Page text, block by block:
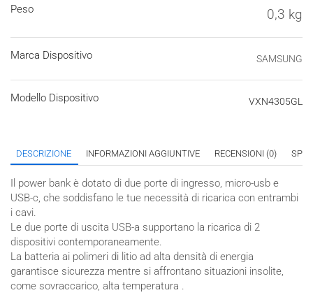
Peso 0,3 kg
Marca Dispositivo SAMSUNG
Modello Dispositivo VXN4305GL
DESCRIZIONE INFORMAZIONI AGGIUNTIVE RECENSIONI (0)
Il power bank è dotato di due porte di ingresso, micro-usb e
USB-c, che soddisfano le tue necessità di ricarica con entrambi
i cavi.
Le due porte di uscita USB-a supportano la ricarica di 2
dispositivi contemporaneamente.
La batteria ai polimeri di litio ad alta densità di energia
garantisce sicurezza mentre si affrontano situazioni insolite,
come sovraccarico, alta temperatura .